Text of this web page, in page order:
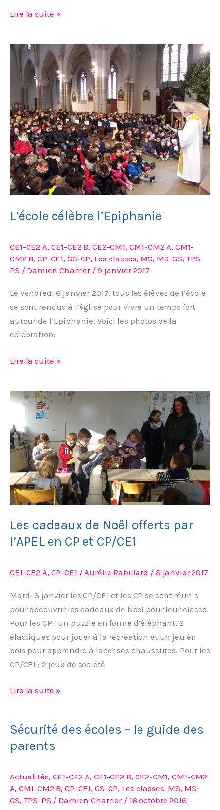
de
Lire la suite »
L’école célèbre l’Epiphanie
CE1-CE2 A, CE1-CE2 B, CE2-CM1, CM1-CM2 A, CM1-
CM2 B, CP-CE1, GS-CP, Les classes, MS, MS-GS, TPS-
PS / Damien Charrier / 9 janvier 2017
Le vendredi 6 janvier 2017, tous les élèves de l’école
se sont rendus à l’église pour vivre un temps fort
autour de l’Epiphanie. Voici les photos de la
célébration:
L’école
célèbre
l’Epiphanie
Lire la suite »
Les cadeaux de Noël offerts par
l’APEL en CP et CP/CE1
CE1-CE2 A, CP-CE1 / Aurélie Rabillard / 8 janvier 2017
Mardi 3 janvier les CP/CE1 et les CP se sont réunis
pour découvrir les cadeaux de Noël pour leur classe.
Pour les CP : un puzzle en forme d’éléphant, 2
élastiques pour jouer à la récréation et un jeu en
bois pour apprendre à lacer ses chaussures. Pour les
CP/CE1 : 2 jeux de société
Les
cadeaux
de
Noël
offerts
par
l’APEL
en
et
CP/CE1
Lire la suite »
Sécurité des écoles – le guide des
parents
Actualités, CE1-CE2 A, CE1-CE2 B, CE2-CM1, CM1-CM2
A, CM1-CM2 B, CP-CE1, GS-CP, Les classes, MS, MS-
GS, TPS-PS / Damien Charrier / 16 octobre 2016
Sécurité
des
écoles
le
guide